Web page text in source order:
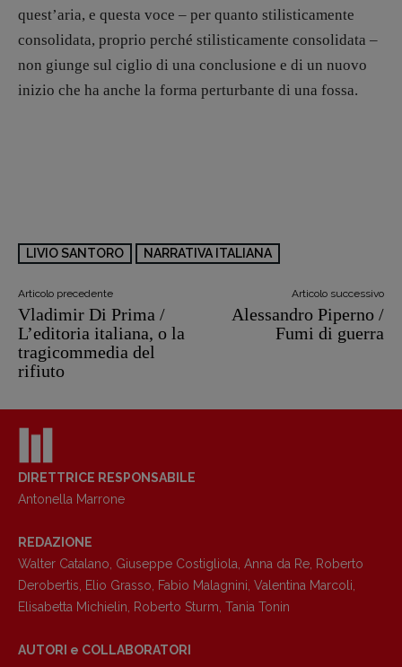
quest’aria, e questa voce – per quanto stilisticamente
consolidata, proprio perché stilisticamente consolidata –
non giunge sul ciglio di una conclusione e di un nuovo
inizio che ha anche la forma perturbante di una fossa.
LIVIO SANTORO NARRATIVA ITALIANA
Articolo precedente
Vladimir Di Prima /
L’editoria italiana, o la
tragicommedia del
rifiuto
Articolo successivo
Alessandro Piperno /
Fumi di guerra
DIRETTRICE RESPONSABILE
Antonella Marrone
REDAZIONE
Walter Catalano, Giuseppe Costigliola, Anna da Re, Roberto
Derobertis, Elio Grasso, Fabio Malagnini, Valentina Marcoli,
Elisabetta Michielin, Roberto Sturm, Tania Tonin
AUTORI e COLLABORATORI